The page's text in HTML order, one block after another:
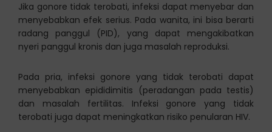
Jika gonore tidak terobati, infeksi dapat menyebar dan
menyebabkan efek serius. Pada wanita, ini bisa berarti
radang panggul (PID), yang dapat mengakibatkan
nyeri panggul kronis dan juga masalah reproduksi.
Pada pria, infeksi gonore yang tidak terobati dapat
menyebabkan epididimitis (peradangan pada testis)
dan masalah fertilitas. Infeksi gonore yang tidak
terobati juga dapat meningkatkan risiko penularan HIV.